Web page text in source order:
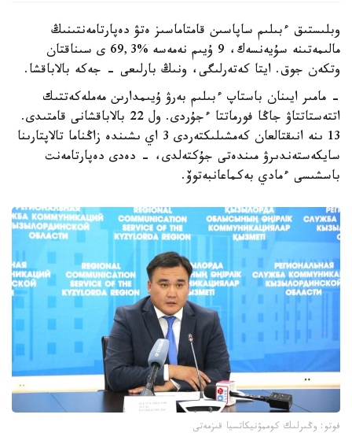
وبلىستىق ءبىلىم ساپاسىن قامتاماسىز ەتۋ دەپارتامەنتىنىڭ
مالىمەتىنە سۇيەنسەك، 9 ۇيىم نەمەسە %69,3 ى سىناقتان
وتكەن جوق. ايتا كەتەرلىگى، ونىڭ بارلىعى - جەكە بالاباقشا.
- مامىر ايىنان باستاپ ءبىلىم بەرۋ ۇيىمدارىن مەملەكەتتىك
اتتەستاتتاۋ جاڭا فورماتتا ءجۇردى. ول 22 بالاباقشانى قامتىدى.
13 ىنە انىقتالعان كەمشىلىكتەردى 3 اي ىشىندە زاڭناما تالاپتارىنا
سايكەستەندىرۋ مىندەتى جۇكتەلدى، - دەدى دەپارتامەنت
باسشىسى ءمادي بەكماعانبەتوۆ.
فوتو: وڭىرلىك كوممۋنيكاتسيا قىزمەتى